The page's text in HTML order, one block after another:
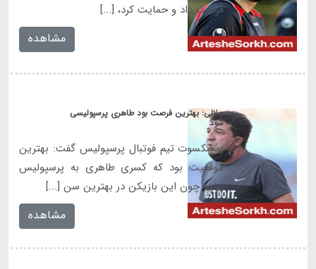
فرصت داد و حمایت کرد، [...]
مشاهده
حلالی: بهترین فرصت بود طاهری پرسپولیسی
شود
پیشکسوت تیم فوتبال پرسپولیس گفت: بهترین
موقعیت بود که کسری طاهری به پرسپولیس
بیاید چون این بازیکن در بهترین سن [...]
مشاهده